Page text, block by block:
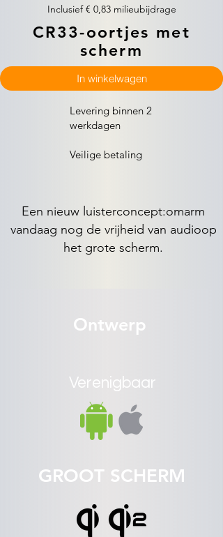
Inclusief € 0,83 milieubijdrage
CR33-oortjes met
scherm
In winkelwagen
Levering binnen 2
werkdagen
Veilige betaling
Een nieuw luisterconcept:omarm
vandaag nog de vrijheid van audioop
het grote scherm.
Ontwerp
Verenigbaar
GROOT SCHERM